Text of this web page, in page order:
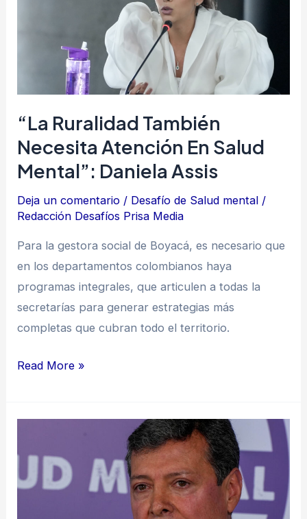
“La Ruralidad También
Necesita Atención En Salud
Mental”: Daniela Assis
Deja un comentario / Desafío de Salud mental /
Redacción Desafíos Prisa Media
Para la gestora social de Boyacá, es necesario que
en los departamentos colombianos haya
programas integrales, que articulen a todas la
secretarías para generar estrategias más
completas que cubran todo el territorio.
mental”:
Daniela
Read More »
integrar
la